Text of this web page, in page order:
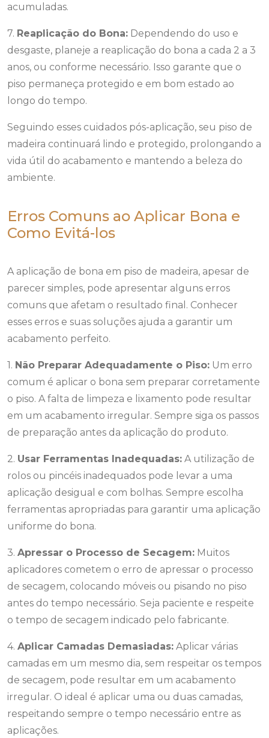
acumuladas.
7. Reaplicação do Bona: Dependendo do uso e
desgaste, planeje a reaplicação do bona a cada 2 a 3
anos, ou conforme necessário. Isso garante que o
piso permaneça protegido e em bom estado ao
longo do tempo.
Seguindo esses cuidados pós-aplicação, seu piso de
madeira continuará lindo e protegido, prolongando a
vida útil do acabamento e mantendo a beleza do
ambiente.
Erros Comuns ao Aplicar Bona e
Como Evitá-los
A aplicação de bona em piso de madeira, apesar de
parecer simples, pode apresentar alguns erros
comuns que afetam o resultado final. Conhecer
esses erros e suas soluções ajuda a garantir um
acabamento perfeito.
1. Não Preparar Adequadamente o Piso: Um erro
comum é aplicar o bona sem preparar corretamente
o piso. A falta de limpeza e lixamento pode resultar
em um acabamento irregular. Sempre siga os passos
de preparação antes da aplicação do produto.
2. Usar Ferramentas Inadequadas: A utilização de
rolos ou pincéis inadequados pode levar a uma
aplicação desigual e com bolhas. Sempre escolha
ferramentas apropriadas para garantir uma aplicação
uniforme do bona.
3. Apressar o Processo de Secagem: Muitos
aplicadores cometem o erro de apressar o processo
de secagem, colocando móveis ou pisando no piso
antes do tempo necessário. Seja paciente e respeite
o tempo de secagem indicado pelo fabricante.
4. Aplicar Camadas Demasiadas: Aplicar várias
camadas em um mesmo dia, sem respeitar os tempos
de secagem, pode resultar em um acabamento
irregular. O ideal é aplicar uma ou duas camadas,
respeitando sempre o tempo necessário entre as
aplicações.